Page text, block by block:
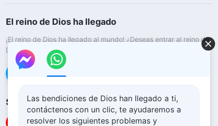
El reino de Dios ha llegado
¡El reino de Dios ha llegado al mundo! ¿Deseas entrar al reino de
Dios? Saber más
Conéctate con nosotros en Messenger
SíguenosLas bendiciones de Dios han llegado a ti,
contáctenos con un clic, te ayudaremos a
resolver los siguientes problemas y